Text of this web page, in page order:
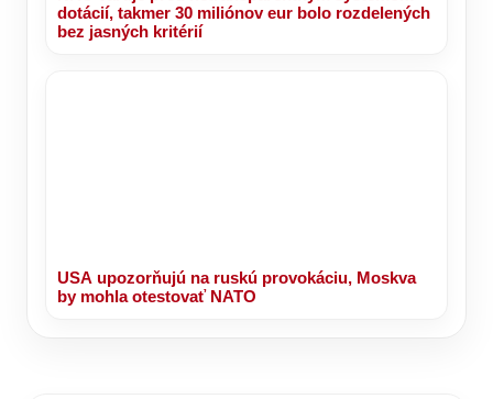
dotácií, takmer 30 miliónov eur bolo rozdelených
bez jasných kritérií
USA upozorňujú na ruskú provokáciu, Moskva
by mohla otestovať NATO